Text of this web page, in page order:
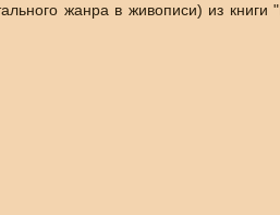
жанра в живописи) из книги